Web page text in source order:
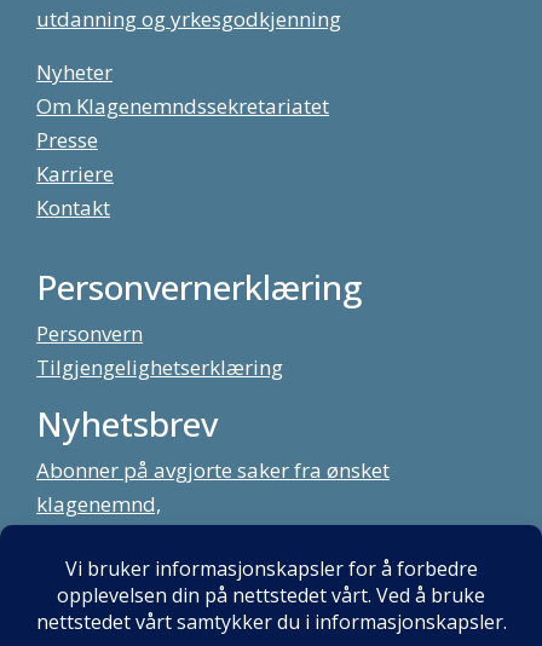
utdanning og yrkesgodkjenning
Nyheter
Om Klagenemndssekretariatet
Presse
Karriere
Kontakt
Personvernerklæring
Personvern
Tilgjengelighetserklæring
Nyhetsbrev
Abonner på avgjorte saker fra ønsket
klagenemnd,